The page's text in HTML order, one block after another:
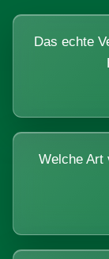
Das echte
Welche Art